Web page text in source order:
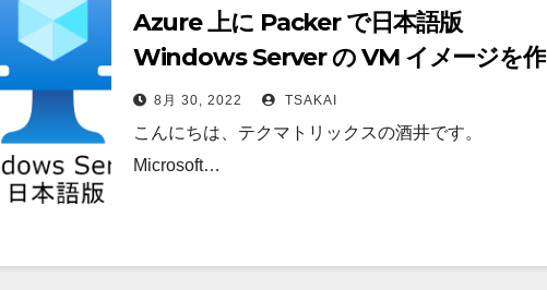
Azure 上に Packer で日本語版
Windows Server の VM イメージを作
成してみた
8月 30, 2022 TSAKAI
こんにちは、テクマトリックスの酒井です。
Microsoft…